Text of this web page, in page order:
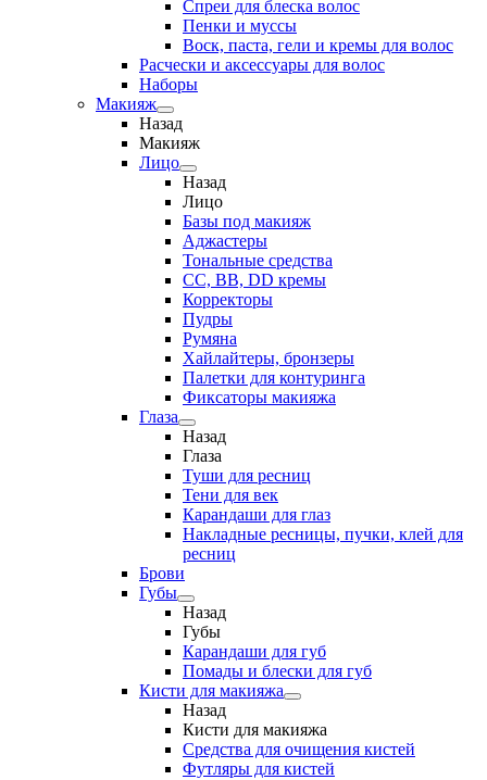
Спреи для блеска волос
Пенки и муссы
Воск, паста, гели и кремы для волос
Расчески и аксессуары для волос
Наборы
Макияж
Назад
Макияж
Лицо
Назад
Лицо
Базы под макияж
Аджастеры
Тональные средства
CC, BB, DD кремы
Корректоры
Пудры
Румяна
Хайлайтеры, бронзеры
Палетки для контуринга
Фиксаторы макияжа
Глаза
Назад
Глаза
Туши для ресниц
Тени для век
Карандаши для глаз
Накладные ресницы, пучки, клей для
ресниц
Брови
Губы
Назад
Губы
Карандаши для губ
Помады и блески для губ
Кисти для макияжа
Назад
Кисти для макияжа
Средства для очищения кистей
Футляры для кистей